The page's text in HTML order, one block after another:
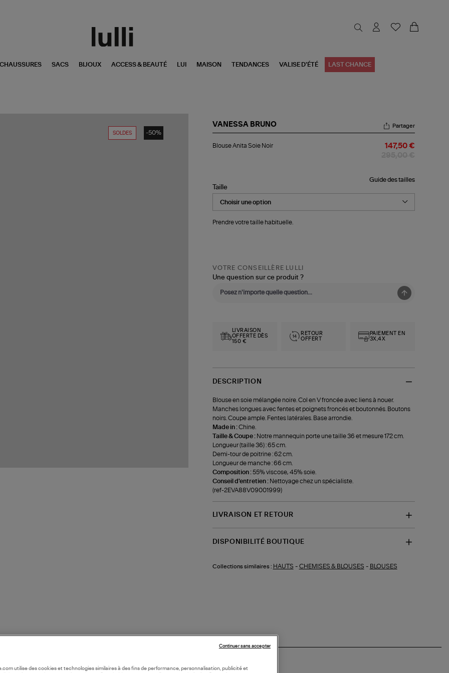
CHAUSSURES SACS BIJOUX ACCESS & BEAUTÉ LUI MAISON TENDANCES VALISE D'ÉTÉ LAST CHANCE
SOLDES -50%
VANESSA BRUNO
Anita
Partager
Blouse Anita Soie Noir 147,50 €
Guide des tailles
Taille
Prendre votre taille habituelle.
VOTRE CONSEILLÈRE LULLI
Une question sur ce produit ?
LIVRAISON
OFFERTE DÈS
150 €
RETOUR
OFFERT
PAIEMENT EN
3X,4X
DESCRIPTION
Blouse en soie mélangée noire. Col en V froncée avec liens à nouer.
Manches longues avec fentes et poignets froncés et boutonnés. Boutons
noirs. Coupe ample. Fentes latérales. Base arrondie.
Made in :Chine.
Taille & Coupe : Notre mannequin porte une taille 36 et mesure 172 cm.
Longueur (taille 36) : 65 cm.
Demi-tour de poitrine : 62 cm.
Longueur de manche : 66 cm.
Composition :55% viscose, 45% soie.
Conseil d'entretien : Nettoyage chez un spécialiste.
(ref-2EVA88V09001999)
LIVRAISON ET RETOUR
DISPONIBILITÉ BOUTIQUE
Collections similaires : HAUTS - CHEMISES & BLOUSES - BLOUSES
utilise des cookies et technologies similaires à des fins de performance, personnalisation, publicité et
Continuer sans accepter